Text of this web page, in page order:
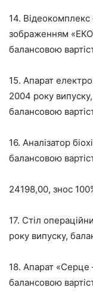
14.
зображенням
балансовою
15. Апарат
2004 року випуску,
балансовою
16. Аналізатор
балансовою
24198,00, знос
17. Стіл
року випуску,
18. Апарат «Серце
балансовою